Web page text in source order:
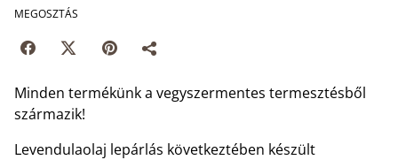
MEGOSZTÁS
Minden termékünk a vegyszermentes termesztésből
származik!
Levendulaolaj lepárlás következtében készült